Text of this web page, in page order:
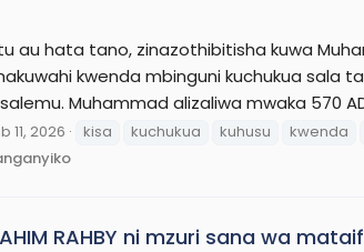
au hata tano, zinazothibitisha kuwa
kwenda mbinguni kuchukua sala
Muhammad alizaliwa mwaka 570
11, 2026 kisa kuchukua kuhusu kwenda
RAHBY ni mzuri sana wa